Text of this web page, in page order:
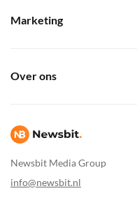
Newsbit Media Group
info@newsbit.nl
Marketing
Over ons